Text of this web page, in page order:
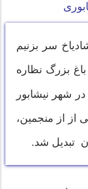
سر بزنیم
بزرگ نظاره
شهر نیشابور
از از منجمین،
تبدیل شد.